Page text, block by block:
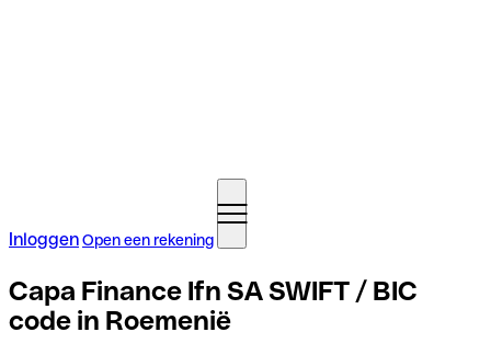
InloggenOpen een rekening
Capa Finance Ifn SA SWIFT / BIC
code in Roemenië